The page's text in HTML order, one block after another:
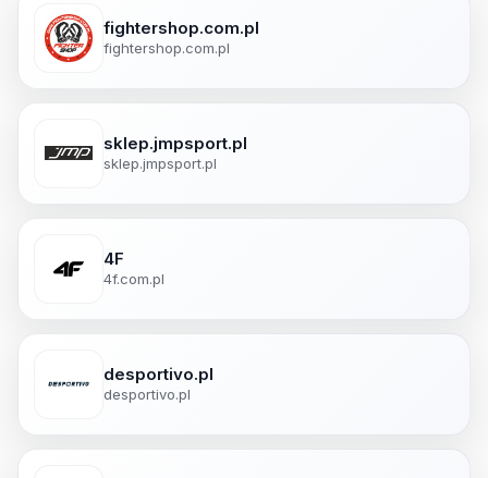
fightershop.com.pl
fightershop.com.pl
sklep.jmpsport.pl
sklep.jmpsport.pl
4F
4f.com.pl
desportivo.pl
desportivo.pl